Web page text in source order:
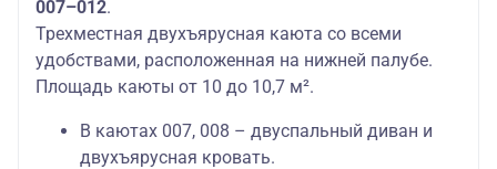
007–012.
Трехместная двухъярусная каюта со всеми
удобствами, расположенная на нижней палубе.
Площадь каюты от 10 до 10,7 м².
В каютах 007, 008 – двуспальный диван и
двухъярусная кровать.